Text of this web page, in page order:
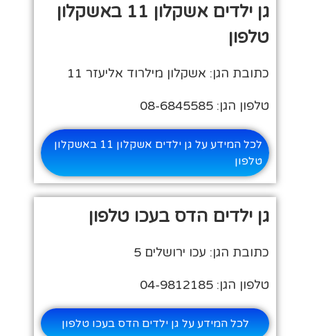
גן ילדים אשקלון 11 באשקלון
טלפון
כתובת הגן: אשקלון מילרוד אליעזר 11
טלפון הגן: 08-6845585
לכל המידע על גן ילדים אשקלון 11 באשקלון
טלפון
גן ילדים הדס בעכו טלפון
כתובת הגן: עכו ירושלים 5
טלפון הגן: 04-9812185
לכל המידע על גן ילדים הדס בעכו טלפון